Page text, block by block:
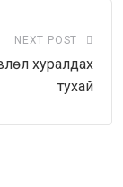
NEXT POST
хуралдах
тухай